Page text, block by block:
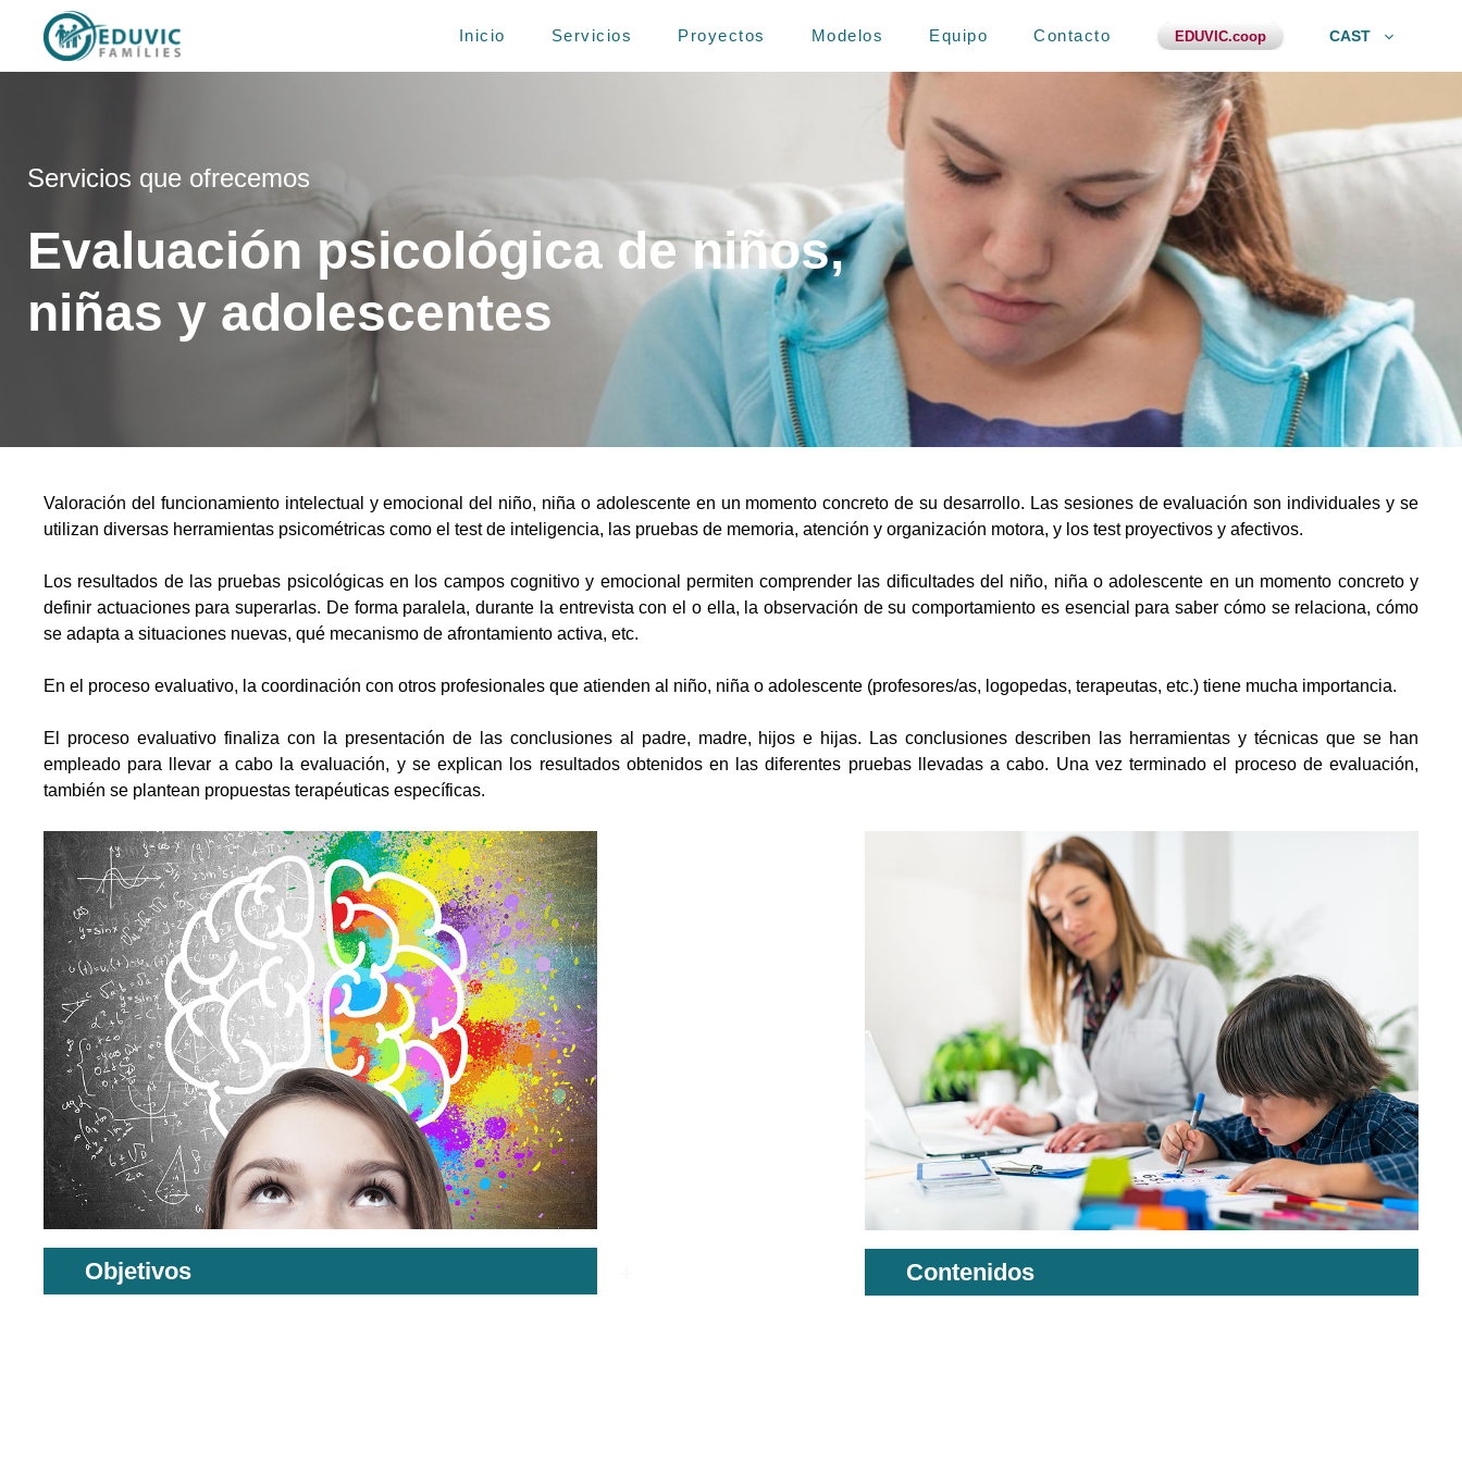
contenido
Inicio Servicios Proyectos Modelos Equipo Contacto EDUVIC.coop CAST
Servicios que ofrecemos
Evaluación psicológica de niños,
niñas y adolescentes
Valoración del funcionamiento intelectual y emocional del niño, niña o adolescente en un momento concreto de su desarrollo. Las sesiones de evaluación son individuales y se
utilizan diversas herramientas psicométricas como el test de inteligencia, las pruebas de memoria, atención y organización motora, y los test proyectivos y afectivos.
Los resultados de las pruebas psicológicas en los campos cognitivo y emocional permiten comprender las dificultades del niño, niña o adolescente en un momento concreto y
definir actuaciones para superarlas. De forma paralela, durante la entrevista con el o ella, la observación de su comportamiento es esencial para saber cómo se relaciona, cómo
se adapta a situaciones nuevas, qué mecanismo de afrontamiento activa, etc.
En el proceso evaluativo, la coordinación con otros profesionales que atienden al niño, niña o adolescente (profesores/as, logopedas, terapeutas, etc.) tiene mucha importancia.
El proceso evaluativo finaliza con la presentación de las conclusiones al padre, madre, hijos e hijas. Las conclusiones describen las herramientas y técnicas que se han
empleado para llevar a cabo la evaluación, y se explican los resultados obtenidos en las diferentes pruebas llevadas a cabo. Una vez terminado el proceso de evaluación,
también se plantean propuestas terapéuticas específicas.
Objetivos Contenidos